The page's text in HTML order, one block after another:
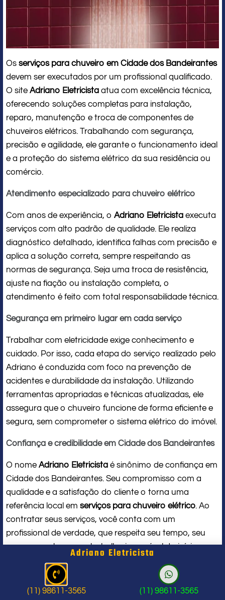
Os serviços para chuveiro em Cidade dos Bandeirantes
devem ser executados por um profissional qualificado.
O site Adriano Eletricista atua com excelência técnica,
oferecendo soluções completas para instalação,
reparo, manutenção e troca de componentes de
chuveiros elétricos. Trabalhando com segurança,
precisão e agilidade, ele garante o funcionamento ideal
e a proteção do sistema elétrico da sua residência ou
comércio.
Atendimento especializado para chuveiro elétrico
Com anos de experiência, o Adriano Eletricista executa
serviços com alto padrão de qualidade. Ele realiza
diagnóstico detalhado, identifica falhas com precisão e
aplica a solução correta, sempre respeitando as
normas de segurança. Seja uma troca de resistência,
ajuste na fiação ou instalação completa, o
atendimento é feito com total responsabilidade técnica.
Segurança em primeiro lugar em cada serviço
Trabalhar com eletricidade exige conhecimento e
cuidado. Por isso, cada etapa do serviço realizado pelo
Adriano é conduzida com foco na prevenção de
acidentes e durabilidade da instalação. Utilizando
ferramentas apropriadas e técnicas atualizadas, ele
assegura que o chuveiro funcione de forma eficiente e
segura, sem comprometer o sistema elétrico do imóvel.
Confiança e credibilidade em Cidade dos Bandeirantes
O nome Adriano Eletricista é sinônimo de confiança em
Cidade dos Bandeirantes. Seu compromisso com a
qualidade e a satisfação do cliente o torna uma
referência local em serviços para chuveiro elétrico. Ao
contratar seus serviços, você conta com um
profissional de verdade, que respeita seu tempo, seu
espaço e entrega um trabalho impecável do início ao
Problema com chuveiro: sinais que
Adriano Eletricista
(11) 98611-3565 (11) 98611-3565